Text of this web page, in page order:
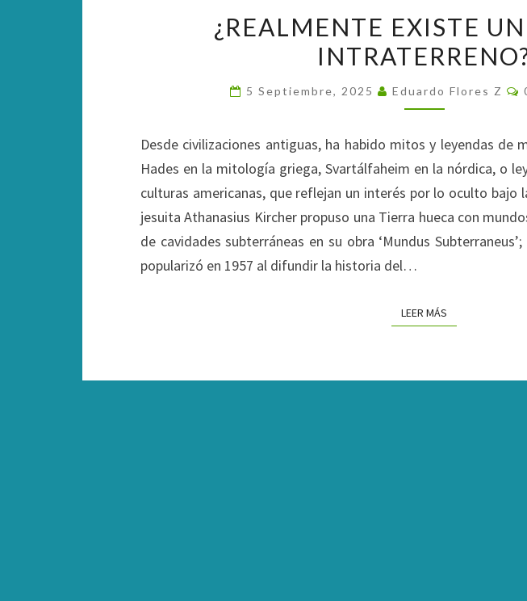
EXISTE
UN
¿REALMENTE EXISTE
5 Septiembre, 2025 Eduardo Flores Z
Desde civilizaciones antiguas, ha habido mitos y leyendas de
Hades en la mitología griega, Svartálfaheim en la nórdica, o
culturas americanas, que reflejan un interés por lo oculto bajo
jesuita Athanasius Kircher propuso una Tierra hueca con
de cavidades subterráneas en su obra ‘Mundus
popularizó en 1957 al difundir la historia del…
LEER MÁS